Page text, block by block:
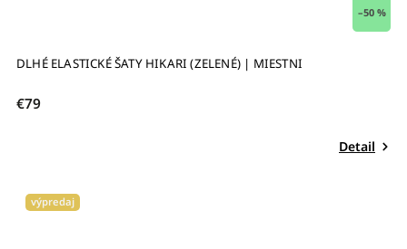
–50 %
DLHÉ ELASTICKÉ ŠATY HIKARI (ZELENÉ) | MIESTNI
€79
Detail
výpredaj